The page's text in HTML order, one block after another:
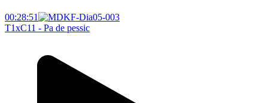
00:28:51
T1xC11 - Pa de pessic